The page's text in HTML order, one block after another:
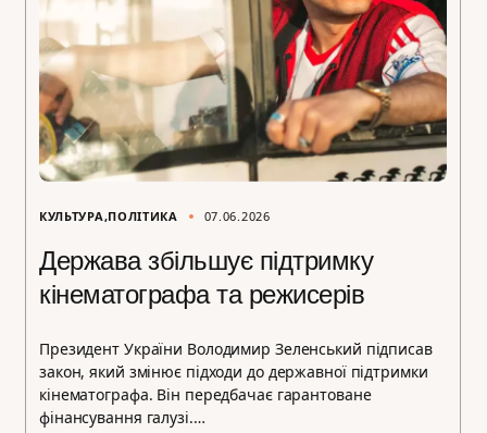
КУЛЬТУРА ПОЛІТИКА 07.06.2026
Держава збільшує підтримку
кінематографа та режисерів
Президент України Володимир Зеленський підписав
закон, який змінює підходи до державної підтримки
кінематографа. Він передбачає гарантоване
фінансування галузі.…